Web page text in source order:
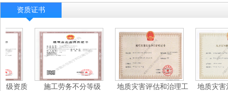
future
version
of
PHP)
/www/wwwroot/web.cydzzj.com/wp-
content/themes/web-
cy/index.php
on
line
29
分支井成功联通
资质证书
级资质 施工劳务不分等级
地质灾害评估和治理工
地质灾害